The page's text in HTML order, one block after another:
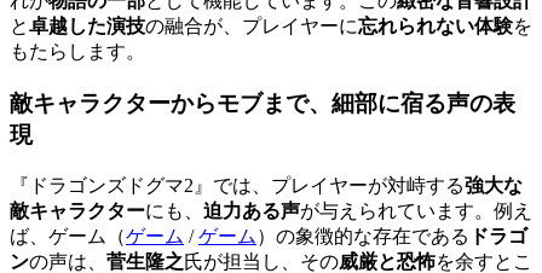
と卓越した演技の融合が、プレイヤーに忘れられない体験を
もたらします。
敵キャラクターからモブまで、細部に宿る声の表
現
『ドラゴンズドグマ2』では、プレイヤーが対峙する強大な
敵キャラクターにも、 迫力ある声が与えられています。例え
ば、 ゲーム（ゲーム /ゲーム ） の象徴的な存在である ドラゴ
ンの声は、 菅生隆之氏が担当し、その威厳と恐怖を余すとこ